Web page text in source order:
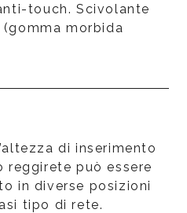
touch. Scivolante
morbida
di inserimento
può essere
in diverse posizioni
tipo di rete.